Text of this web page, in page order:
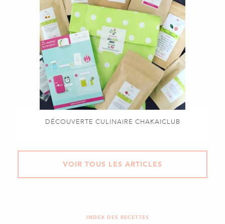
DÉCOUVERTE CULINAIRE CHAKAICLUB
VOIR TOUS LES ARTICLES
INDEX DES RECETTES